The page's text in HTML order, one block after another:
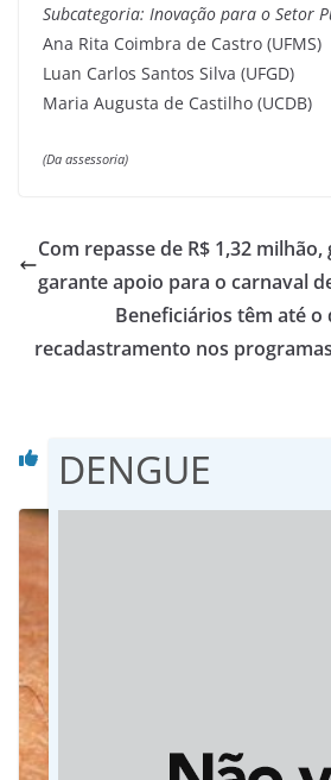
Subcategoria: Inovação para o Setor
Ana Rita Coimbra de Castro (UFMS)
Luan Carlos Santos Silva (UFGD)
Maria Augusta de Castilho (UCDB)
(Da assessoria)
Com repasse de R$ 1,32
garante apoio para o carnaval
Beneficiários têm até o
recadastramento nos
Você pode gostar
DENGUE